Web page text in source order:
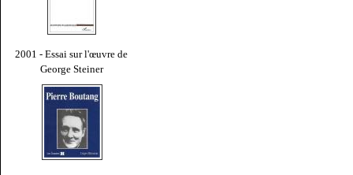
2001 - Essai sur l'œuvre de
George Steiner